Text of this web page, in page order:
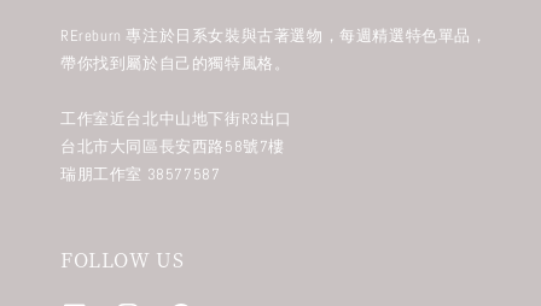
REreburn 專注於日系女裝與古著選物，每週精選特色單品，
帶你找到屬於自己的獨特風格。
工作室近台北中山地下街R3出口
台北市大同區長安西路58號7樓
瑞朋工作室 38577587
FOLLOW US